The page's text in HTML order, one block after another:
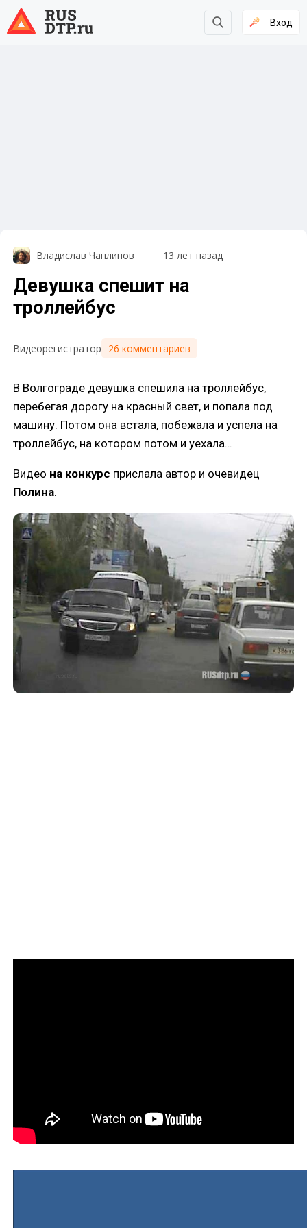
Вход
Владислав Чаплинов 13 лет назад
Девушка спешит на
троллейбус
Видеорегистратор 26 комментариев
В Волгограде девушка спешила на троллейбус,
перебегая дорогу на красный свет, и попала под
машину. Потом она встала, побежала и успела на
троллейбус, на котором потом и уехала…
Видео на конкурс прислала автор и очевидец
Полина.